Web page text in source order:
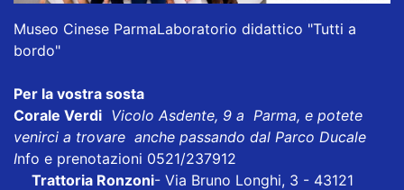
Museo Cinese ParmaLaboratorio didattico "Tutti a
bordo"
Per la vostra sosta
Corale Verdi Vicolo Asdente, 9 a Parma, e potete
venirci a trovare anche passando dal Parco Ducale
Info e prenotazioni 0521/237912
Trattoria Ronzoni- Via Bruno Longhi, 3 - 43121